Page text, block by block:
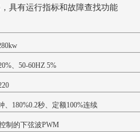
有运行指标和故障查找功能
、50-60HZ 5%
、180%0.2秒、定额100%连续
制的下弦波PWM